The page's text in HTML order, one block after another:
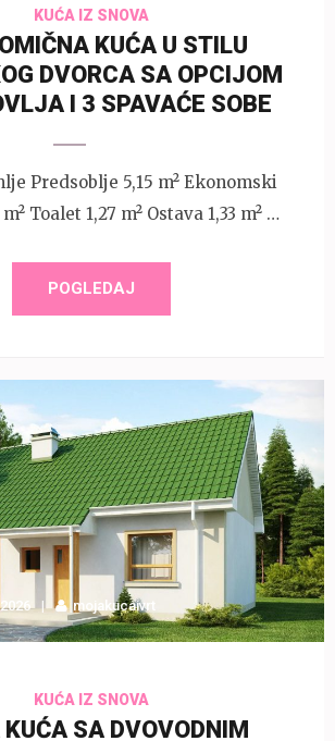
KUĆA IZ SNOVA
KUĆA U STILU
DVORCA SA OPCIJOM
I 3 SPAVAĆE SOBE
Predsoblje 5,15 m² Ekonomski
Toalet 1,27 m² Ostava 1,33 m² …
POGLEDAJ
mojakucaivrt
KUĆA IZ SNOVA
SA DVOVODNIM